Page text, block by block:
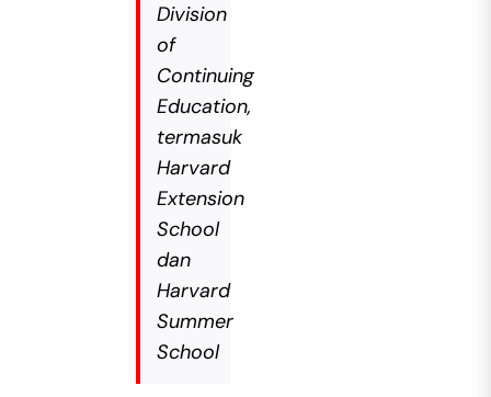
Division
of
Continuing
Education,
termasuk
Harvard
Extension
School
dan
Harvard
Summer
School